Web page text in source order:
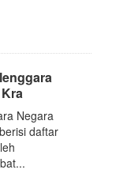
Negara
daftar